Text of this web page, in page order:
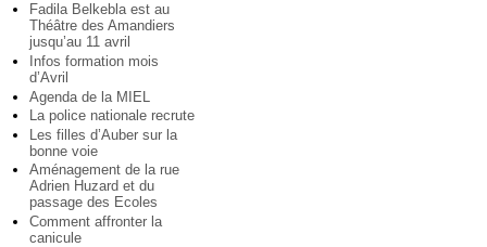
Fadila Belkebla est au
Théâtre des Amandiers
jusqu’au 11 avril
Infos formation mois
d’Avril
Agenda de la MIEL
La police nationale recrute
Les filles d’Auber sur la
bonne voie
Aménagement de la rue
Adrien Huzard et du
passage des Ecoles
Comment affronter la
canicule